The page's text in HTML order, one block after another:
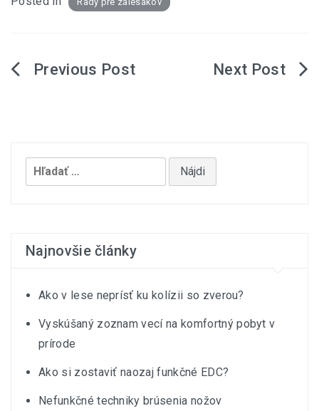
Navigácia
Hľadať:
Najnovšie články
Ako v lese neprísť ku kolízii so zverou?
Vyskúšaný zoznam vecí na komfortný pobyt v
prírode
Ako si zostaviť naozaj funkčné EDC?
Nefunkčné techniky brúsenia nožov